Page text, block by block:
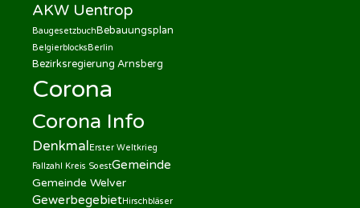
AKW Uentrop
BaugesetzbuchBebauungsplan
BelgierblocksBerlin
Bezirksregierung Arnsberg
Corona
Corona Info
DenkmalErster Weltkrieg
Fallzahl Kreis SoestGemeinde
Gemeinde Welver
GewerbegebietHirschbläser